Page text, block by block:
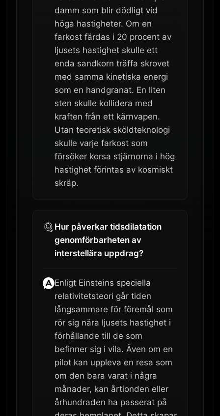
damm som blir dödligt vid
höga hastigheter. Om en
farkost färdas i 20 procent av
ljusets hastighet skulle ett
enda sandkorn träffa skrovet
med samma kinetiska energi
som en handgranat. En liten
sten skulle kollidera med
kraften från ett kärnvapen.
Utan teoretisk sköldteknologi
skulle varje farkost som
försöker korsa stjärnorna i hög
hastighet förintas av kosmiskt
skräp.
Hur påverkar tidsdilatation
genomförbarheten av
interstellära uppdrag?
Enligt Einsteins speciella
relativitetsteori går tiden
långsammare för föremål som
rör sig nära ljusets hastighet i
förhållande till de som
befinner sig i vila. Även om en
pilot kan uppleva en resa som
om den bara varat i några
månader, kan årtionden eller
århundraden ha passerat på